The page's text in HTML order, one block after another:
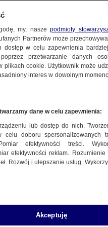
kolejne ekshumacje
roku odzyskał
my, naszepodmioty
Partnerów może
w celu zapewnienia
przetwarzanie danych
plikach cookie. Użytkownik może
interes w dowolnym
dane w celu zapewnienia:
lub dostęp do nich.
celu doboru spersonalizowanych
efektywności treści.
efektywności reklam.
Rozwój i ulepszanie usług.
Akceptuję